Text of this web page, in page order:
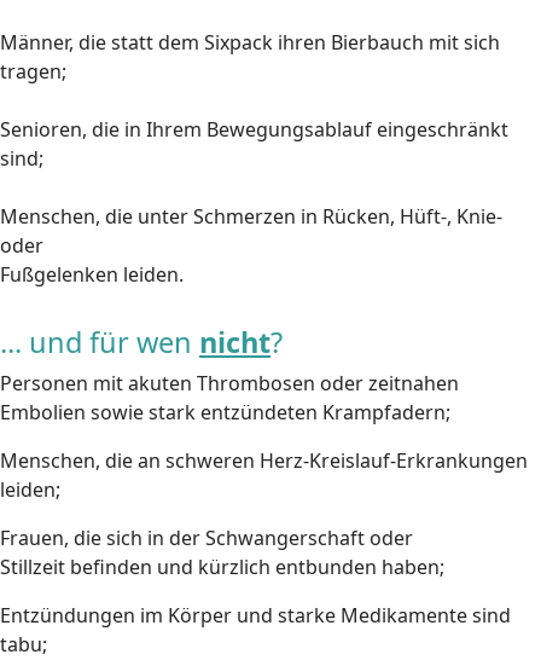
Männer, die statt dem Sixpack ihren Bierbauch mit sich
tragen;
Senioren, die in Ihrem Bewegungsablauf eingeschränkt
sind;
Menschen, die unter Schmerzen in Rücken, Hüft-, Knie-
oder
Fußgelenken leiden.
... und für wen nicht?
Personen mit akuten Thrombosen oder zeitnahen
Embolien sowie stark entzündeten Krampfadern;
Menschen, die an schweren Herz-Kreislauf-Erkrankungen
leiden;
Frauen, die sich in der Schwangerschaft oder
Stillzeit befinden und kürzlich entbunden haben;
Entzündungen im Körper und starke Medikamente sind
tabu;